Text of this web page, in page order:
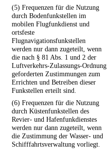
(5) Frequenzen für die Nutzung
durch Bodenfunkstellen im
mobilen Flugfunkdienst und
ortsfeste
Flugnavigationsfunkstellen
werden nur dann zugeteilt, wenn
die nach § 81 Abs. 1 und 2 der
Luftverkehrs-Zulassungs-Ordnung
geforderten Zustimmungen zum
Errichten und Betreiben dieser
Funkstellen erteilt sind.
(6) Frequenzen für die Nutzung
durch Küstenfunkstellen des
Revier- und Hafenfunkdienstes
werden nur dann zugeteilt, wenn
die Zustimmung der Wasser- und
Schifffahrtsverwaltung vorliegt.